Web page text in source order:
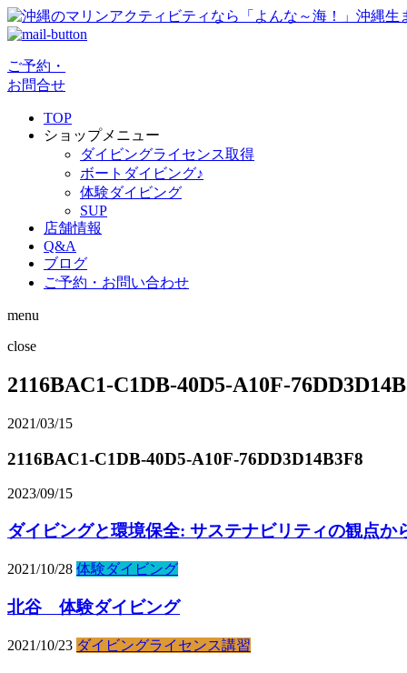
ご予約・
お問合せ
TOP
ショップメニュー
ダイビングライセンス取得
ボートダイビング♪
体験ダイビング
SUP
店舗情報
Q&A
ブログ
ご予約・お問い合わせ
menu
close
2116BAC1-C1DB-40D5-A10F-
2021/03/15
2116BAC1-C1DB-40D5-A10F-76DD3D14B3F8
2023/09/15
ダイビングと環境保全: サステナビリティの観点か
2021/10/28 体験ダイビング
北谷 体験ダイビング
2021/10/23 ダイビングライセンス講習